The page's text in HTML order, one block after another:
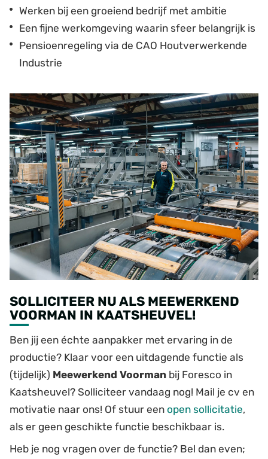
Werken bij een groeiend bedrijf met ambitie
Een fijne werkomgeving waarin sfeer belangrijk is
Pensioenregeling via de CAO Houtverwerkende
Industrie
SOLLICITEER NU ALS MEEWERKEND
VOORMAN IN KAATSHEUVEL!
Ben jij een échte aanpakker met ervaring in de
productie? Klaar voor een uitdagende functie als
(tijdelijk) Meewerkend Voorman bij Foresco in
Kaatsheuvel? Solliciteer vandaag nog! Mail je cv en
motivatie naar ons! Of stuur een open sollicitatie,
als er geen geschikte functie beschikbaar is.
Heb je nog vragen over de functie? Bel dan even;